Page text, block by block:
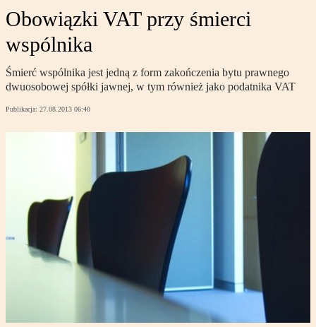
Obowiązki VAT przy śmierci
wspólnika
Śmierć wspólnika jest jedną z form zakończenia bytu prawnego
dwuosobowej spółki jawnej, w tym również jako podatnika VAT
Publikacja: 27.08.2013 06:40